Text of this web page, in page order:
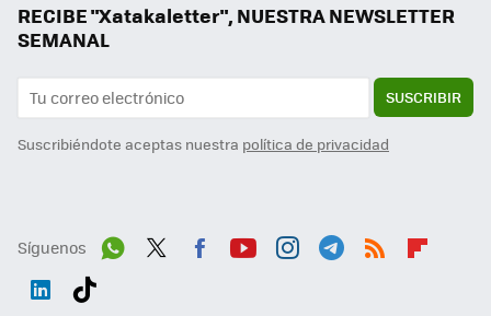
RECIBE "Xatakaletter", NUESTRA NEWSLETTER
SEMANAL
SUSCRIBIR
Suscribiéndote aceptas nuestra política de privacidad
Síguenos